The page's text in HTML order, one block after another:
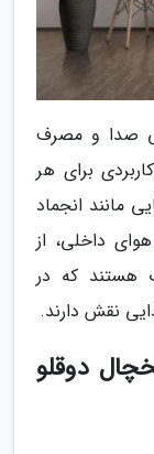
صدا و مصرف
برای هر
مانند انجماد
داخلی، از
هستند که در
نقش دارند.
دوقلو